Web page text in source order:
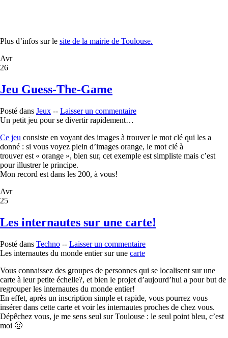
Plus d’infos sur le site de la mairie de Toulouse.
Avr
26
Jeu Guess-The-Game
Posté dans Jeux -- Laisser un commentaire
Un petit jeu pour se divertir rapidement…
Ce jeu consiste en voyant des images à trouver le mot clé qui les a
donné : si vous voyez plein d’images orange, le mot clé à
trouver est « orange », bien sur, cet exemple est simpliste mais c’est
pour illustrer le principe.
Mon record est dans les 200, à vous!
Avr
25
Les internautes sur une carte!
Posté dans Techno -- Laisser un commentaire
Les internautes du monde entier sur une carte
Vous connaissez des groupes de personnes qui se localisent sur une
carte à leur petite échelle?, et bien le projet d’aujourd’hui a pour but de
regrouper les internautes du monde entier!
En effet, après un inscription simple et rapide, vous pourrez vous
insérer dans cette carte et voir les internautes proches de chez vous.
Dépêchez vous, je me sens seul sur Toulouse : le seul point bleu, c’est
moi 🙂